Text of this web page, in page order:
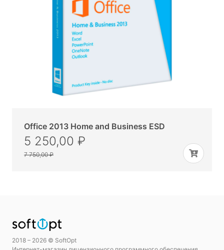
Office 2013 Home and Business ESD
5 250,00 ₽
7 750,00 ₽
2018 – 2026 © SoftOpt